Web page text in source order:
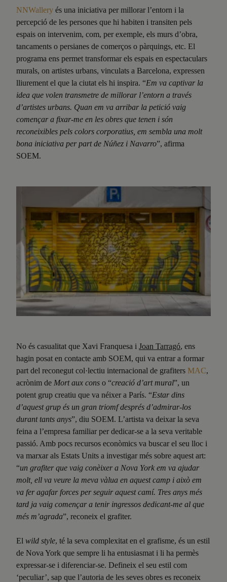
NNWallery és una iniciativa per millorar l’entorn i la
percepció de les persones que hi habiten i transiten pels
espais on intervenim, com, per exemple, els murs d’obra,
tancaments o persianes de comerços o pàrquings, etc. El
programa ens permet transformar els espais en espectaculars
murals, on artistes urbans, vinculats a Barcelona, expressen
lliurement el que la ciutat els hi inspira. “Em va captivar la
idea que volen transmetre de millorar l’entorn a través
d’artistes urbans. Quan em va arribar la petició vaig
començar a fixar-me en les obres que tenen i són
reconeixibles pels colors corporatius, em sembla una molt
bona iniciativa per part de Núñez i Navarro”, afirma
SOEM.
No és casualitat que Xavi Franquesa i Joan Tarragó, ens
hagin posat en contacte amb SOEM, qui va entrar a formar
part del reconegut col·lectiu internacional de grafiters MAC,
acrònim de Mort aux cons o “creació d’art mural”, un
potent grup creatiu que va néixer a París. “Estar dins
d’aquest grup és un gran triomf després d’admirar-los
durant tants anys”, diu SOEM. L’artista va deixar la seva
feina a l’empresa familiar per dedicar-se a la seva veritable
passió. Amb pocs recursos econòmics va buscar el seu lloc i
va marxar als Estats Units a investigar més sobre aquest art:
“un grafiter que vaig conèixer a Nova York em va ajudar
molt, ell va veure la meva vàlua en aquest camp i això em
va fer agafar forces per seguir aquest camí. Tres anys més
tard ja vaig començar a tenir ingressos dedicant-me al que
més m’agrada”, reconeix el grafiter.
El wild style, té la seva complexitat en el grafisme, és un estil
de Nova York que sempre li ha entusiasmat i li ha permès
expressar-se i diferenciar-se. Defineix el seu estil com
‘peculiar’, sap que l’autoria de les seves obres es reconeix